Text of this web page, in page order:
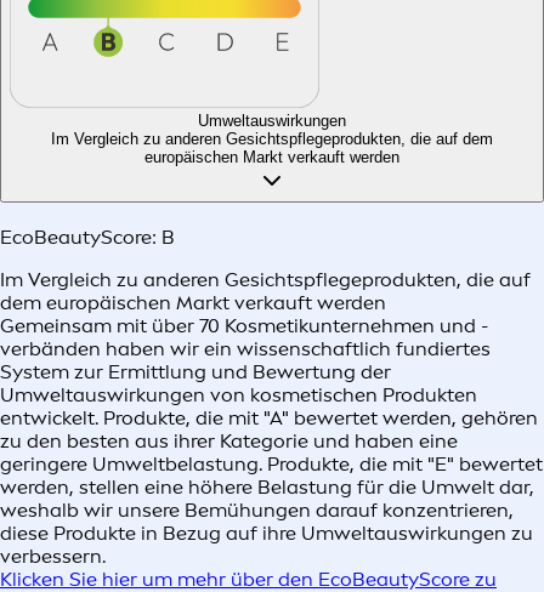
Umweltauswirkungen
Im Vergleich zu anderen Gesichtspflegeprodukten, die auf dem
europäischen Markt verkauft werden​
EcoBeautyScore: B
Im Vergleich zu anderen Gesichtspflegeprodukten, die auf
dem europäischen Markt verkauft werden​
Gemeinsam mit über 70 Kosmetikunternehmen und -
verbänden haben wir ein wissenschaftlich fundiertes
System zur Ermittlung und Bewertung der
Umweltauswirkungen von kosmetischen Produkten
entwickelt. Produkte, die mit "A" bewertet werden, gehören
zu den besten aus ihrer Kategorie und haben eine
geringere Umweltbelastung. Produkte, die mit "E" bewertet
werden, stellen eine höhere Belastung für die Umwelt dar,
weshalb wir unsere Bemühungen darauf konzentrieren,
diese Produkte in Bezug auf ihre Umweltauswirkungen zu
verbessern.
Klicken Sie hier um mehr über den EcoBeautyScore zu